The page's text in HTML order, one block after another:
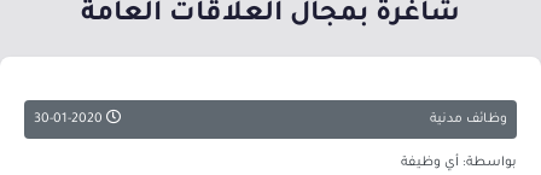
شاغرة بمجال العلاقات العامة
وظائف مدنية
بواسطة: أي وظيفة